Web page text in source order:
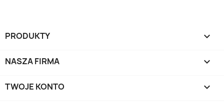
PRODUKTY 
NASZA FIRMA 
TWOJE KONTO 